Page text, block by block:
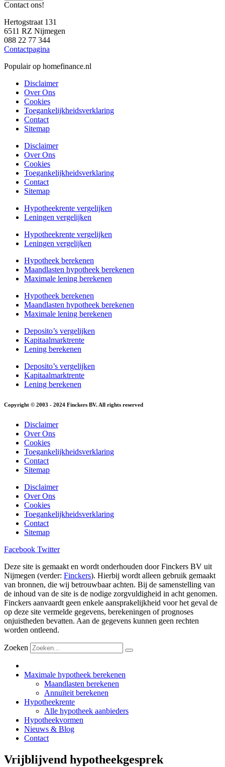
Contact ons!
Hertogstraat 131
6511 RZ Nijmegen
088 22 77 344
Contactpagina
Populair op homefinance.nl
Disclaimer
Over Ons
Cookies
Toegankelijkheidsverklaring
Contact
Sitemap
Disclaimer
Over Ons
Cookies
Toegankelijkheidsverklaring
Contact
Sitemap
Hypotheekrente vergelijken
Leningen vergelijken
Hypotheekrente vergelijken
Leningen vergelijken
Hypotheek berekenen
Maandlasten hypotheek berekenen
Maximale lening berekenen
Hypotheek berekenen
Maandlasten hypotheek berekenen
Maximale lening berekenen
Deposito’s vergelijken
Kapitaalmarktrente
Lening berekenen
Deposito’s vergelijken
Kapitaalmarktrente
Lening berekenen
Copyright © 2003 - 2024 Finckers BV. All rights reserved
Disclaimer
Over Ons
Cookies
Toegankelijkheidsverklaring
Contact
Sitemap
Disclaimer
Over Ons
Cookies
Toegankelijkheidsverklaring
Contact
Sitemap
Facebook Twitter
Deze site is gemaakt en wordt onderhouden door Finckers BV uit
Nijmegen (verder: Finckers). Hierbij wordt alleen gebruik gemaakt
van bronnen, die wij betrouwbaar achten. Bij de samenstelling van
de inhoud van de site is de nodige zorgvuldigheid in acht genomen.
Finckers aanvaardt geen enkele aansprakelijkheid voor het geval de
op deze site vermelde gegevens, berekeningen of prognoses
onjuistheden bevatten. Aan de gegevens kunnen geen rechten
worden ontleend.
Zoeken
Maximale hypotheek berekenen
Maandlasten berekenen
Annuïteit berekenen
Hypotheekrente
Alle hypotheek aanbieders
Hypotheekvormen
Nieuws & Blog
Contact
Vrijblijvend hypotheekgesprek